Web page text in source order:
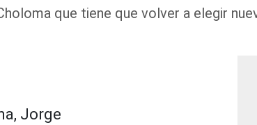
que tiene que volver a elegir
Jorge